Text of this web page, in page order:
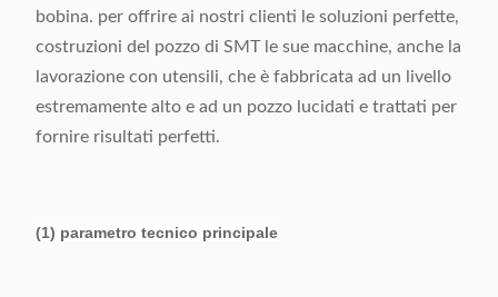
bobina. per offrire ai nostri clienti le soluzioni perfette,
costruzioni del pozzo di SMT le sue macchine, anche la
lavorazione con utensili, che è fabbricata ad un livello
estremamente alto e ad un pozzo lucidati e trattati per
fornire risultati perfetti.
(1) parametro tecnico principale